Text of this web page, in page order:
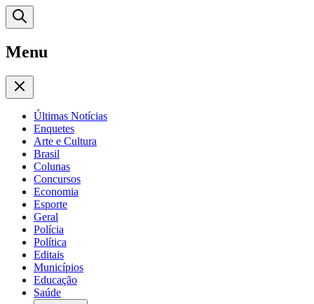
Menu
Últimas Notícias
Enquetes
Arte e Cultura
Brasil
Colunas
Concursos
Economia
Esporte
Geral
Polícia
Política
Editais
Municípios
Educação
Saúde